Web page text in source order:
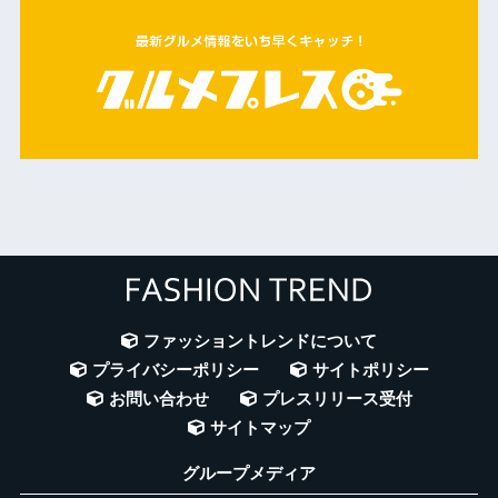
ファッショントレンドについて
プライバシーポリシー
サイトポリシー
お問い合わせ
プレスリリース受付
サイトマップ
グループメディア